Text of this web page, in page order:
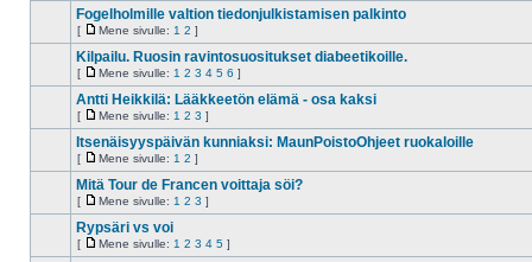
lukemattomia
viestejä
lukemattomia
viestejä
Fogelholmille valtion tiedonjulkistamisen palkinto
[
Mene
sivulle
Mene sivulle: 1 2 ]
lukemattomia
viestejä
Kilpailu. Ruosin ravintosuositukset diabeetikoille.
[
Mene
sivulle
Mene sivulle: 1 2 3 4 5 6 ]
lukemattomia
viestejä
Antti Heikkilä: Lääkkeetön elämä - osa kaksi
[
Mene
sivulle
Mene sivulle: 1 2 3 ]
lukemattomia
viestejä
Itsenäisyyspäivän kunniaksi: MaunPoistoOhjeet ruokaloille
[
Mene
sivulle
Mene sivulle: 1 2 ]
lukemattomia
viestejä
Mitä Tour de Francen voittaja söi?
[
Mene
sivulle
Mene sivulle: 1 2 3 ]
Rypsäri vs voi
[
Mene
Mene sivulle: 1 2 3 4 5 ]